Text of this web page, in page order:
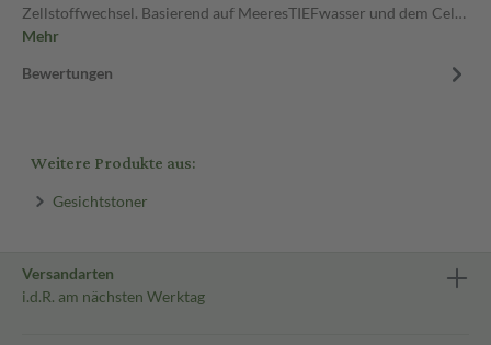
Zellstoffwechsel. Basierend auf MeeresTIEFwasser und dem Cel…
Mehr
Bewertungen
Weitere Produkte aus:
Gesichtstoner
Versandarten
i.d.R. am nächsten Werktag